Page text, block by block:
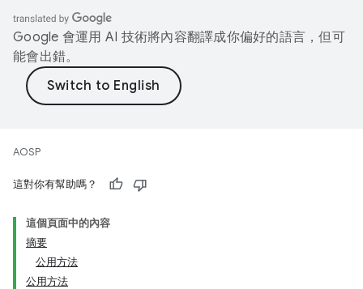
Google 會運用 AI 技術將內容翻譯成你偏好的語言，但可
能會出錯。
AOSP
這對你有幫助嗎？
這個頁面中的內容
摘要
公用方法
公用方法